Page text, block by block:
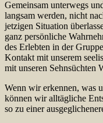
Gemeinsam unterwegs
langsam werden, nicht
jetzigen Situation
ganz persönliche
des Erlebten in der
Kontakt mit unserem
mit unseren Sehnsüchten
Wenn wir erkennen, was
können wir alltägliche
so zu einer